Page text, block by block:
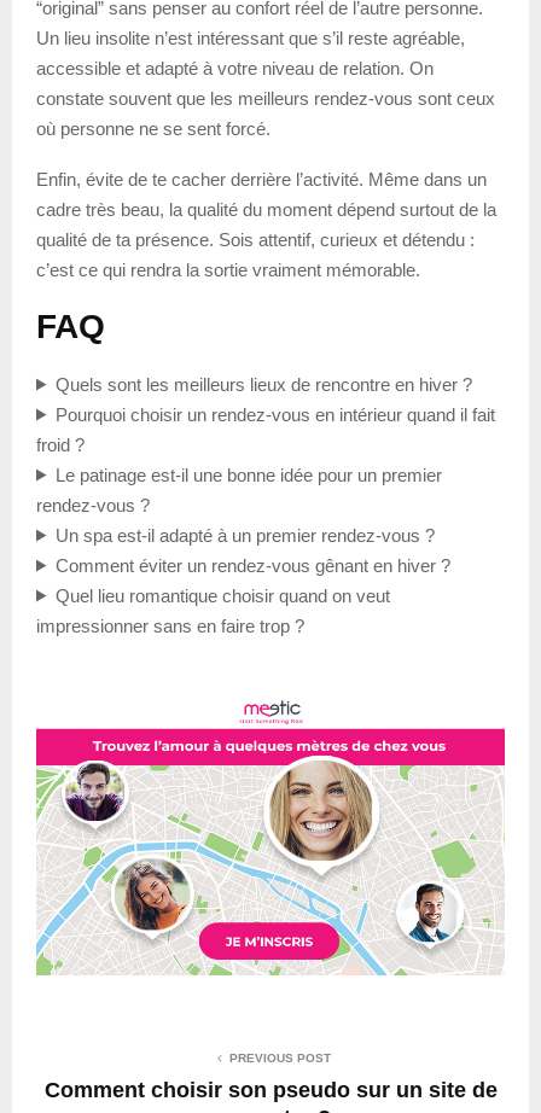
“original” sans penser au confort réel de l’autre personne.
Un lieu insolite n’est intéressant que s’il reste agréable,
accessible et adapté à votre niveau de relation. On
constate souvent que les meilleurs rendez-vous sont ceux
où personne ne se sent forcé.
Enfin, évite de te cacher derrière l’activité. Même dans un
cadre très beau, la qualité du moment dépend surtout de la
qualité de ta présence. Sois attentif, curieux et détendu :
c’est ce qui rendra la sortie vraiment mémorable.
FAQ
Quels sont les meilleurs lieux de rencontre en hiver ?
Pourquoi choisir un rendez-vous en intérieur quand il fait
froid ?
Le patinage est-il une bonne idée pour un premier
rendez-vous ?
Un spa est-il adapté à un premier rendez-vous ?
Comment éviter un rendez-vous gênant en hiver ?
Quel lieu romantique choisir quand on veut
impressionner sans en faire trop ?
PREVIOUS POST
Comment choisir son pseudo sur un site de